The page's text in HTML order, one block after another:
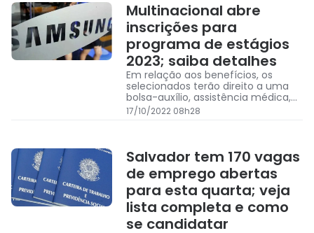
Multinacional abre
inscrições para
programa de estágios
2023; saiba detalhes
Em relação aos benefícios, os
selecionados terão direito a uma
bolsa-auxílio, assistência médica,
assistência odontológica, seguro de
vida, vale-transporte e vale-
17/10/2022 08h28
Salvador tem 170 vagas
de emprego abertas
para esta quarta; veja
lista completa e como
se candidatar